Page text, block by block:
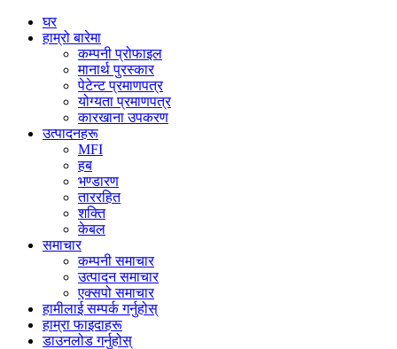
घर
हाम्रो बारेमा
कम्पनी प्रोफाइल
मानार्थ पुरस्कार
पेटेन्ट प्रमाणपत्र
योग्यता प्रमाणपत्र
कारखाना उपकरण
उत्पादनहरू
MFI
हब
भण्डारण
ताररहित
शक्ति
केबल
समाचार
कम्पनी समाचार
उत्पादन समाचार
एक्सपो समाचार
हामीलाई सम्पर्क गर्नुहोस्
हाम्रा फाइदाहरू
डाउनलोड गर्नुहोस्